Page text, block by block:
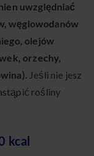
uwzględniać
węglowodanów
olejów
orzechy,
Jeśli nie jesz
rośliny
kcal